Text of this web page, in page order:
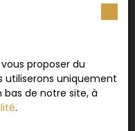
proposer du
utiliserons uniquement
bas de notre site, à
.